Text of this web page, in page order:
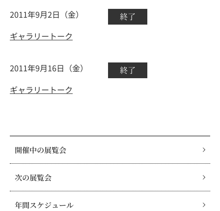
2011年9月2日（金）
終了
ギャラリートーク
2011年9月16日（金）
終了
ギャラリートーク
開催中の展覧会
次の展覧会
年間スケジュール